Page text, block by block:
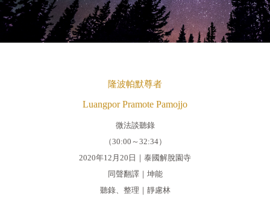
隆波帕默尊者
Luangpor Pramote Pamojjo
微法談聽錄
（30:00～32:34）
2020年12月20日｜泰國解脫園寺
同聲翻譯｜坤能
聽錄、整理｜靜慮林